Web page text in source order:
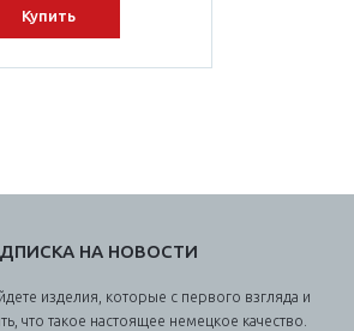
Купить
НА НОВОСТИ
изделия, которые с первого взгляда и
что такое настоящее немецкое качество.